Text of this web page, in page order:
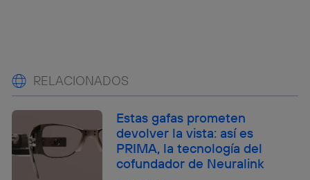
RELACIONADOS
Estas gafas prometen
devolver la vista: así es
PRIMA, la tecnología del
cofundador de Neuralink